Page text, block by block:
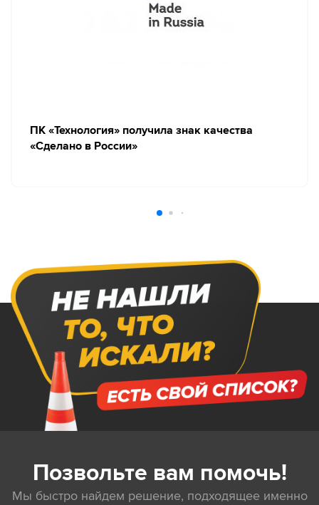
ПК «Технология» получила знак качества
«Сделано в России»
Позвольте вам помочь!
Мы быстро найдем решение, подходящее именно